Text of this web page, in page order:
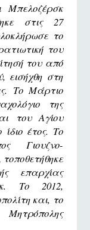
Μπελοζέρσκ
στις 27
το
του
του από
εισήχθη στη
Το Μάρτιο
της
του Αγίου
έτος. Το
Γιουζνο-
επαρχίας
Το 2012,
και, το